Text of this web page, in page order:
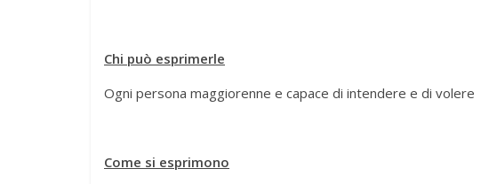
Chi può esprimerle
Ogni persona maggiorenne e capace di intendere e di volere
Come si esprimono